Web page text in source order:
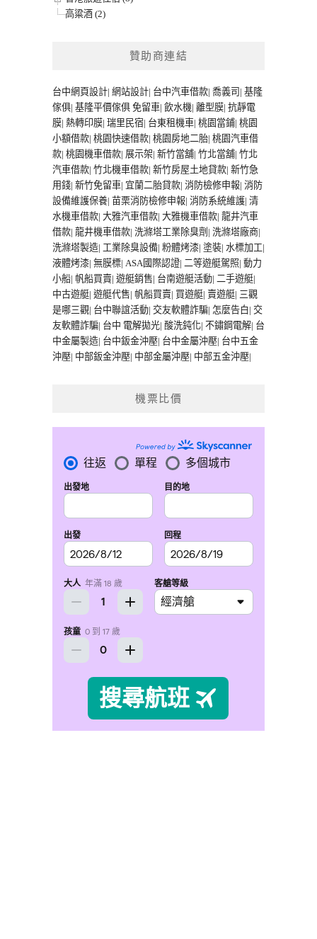
高粱酒 (2)
贊助商連結
台中網頁設計| 網站設計| 台中汽車借款| 喬義司 | 基隆
傢俱| 基隆平價傢俱 免留車| 飲水機| 離型膜| 抗靜電
膜| 熱轉印膜| 瑞里民宿| 台東租機車| 桃園當鋪| 桃園
小額借款| 桃園快速借款| 桃園房地二胎| 桃園汽車借
款| 桃園機車借款| 展示架| 新竹當舖| 竹北當舖| 竹北
汽車借款| 竹北機車借款| 新竹房屋土地貸款| 新竹急
用錢| 新竹免留車| 宜蘭二胎貸款| 消防檢修申報| 消防
設備維護保養| 苗栗消防檢修申報| 消防系統維護| 清
水機車借款| 大雅汽車借款| 大雅機車借款| 龍井汽車
借款| 龍井機車借款| 洗滌塔工業除臭劑 | 洗滌塔廠商|
洗滌塔製造| 工業除臭設備| 粉體烤漆| 塗裝| 水標加工|
液體烤漆| 無膜標| ASA國際認證| 二等遊艇駕照| 動力
小船| 帆船買賣| 遊艇銷售| 台南遊艇活動| 二手遊艇|
中古遊艇| 遊艇代售| 帆船買賣| 買遊艇| 賣遊艇| 三觀
是哪三觀| 台中聯誼活動| 交友軟體詐騙| 怎麼告白| 交
友軟體詐騙| 台中 電解拋光| 酸洗鈍化| 不鏽鋼電解| 台
中金屬製造| 台中鈑金沖壓| 台中金屬沖壓| 台中五金
沖壓| 中部鈑金沖壓| 中部金屬沖壓| 中部五金沖壓|
機票比價